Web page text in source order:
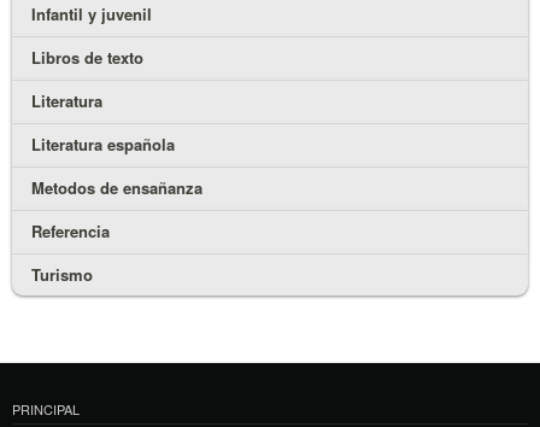
Infantil y juvenil
Libros de texto
Literatura
Literatura española
Metodos de ensañanza
Referencia
Turismo
PRINCIPAL